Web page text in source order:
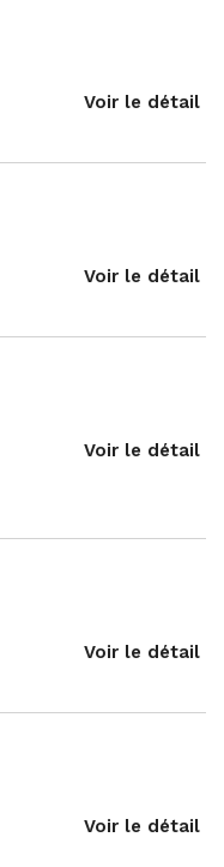
Voir le détail
Voir le détail
Voir le détail
Voir le détail
Voir le détail